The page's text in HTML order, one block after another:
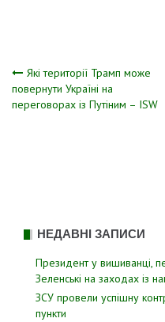
Навігація
записів
Які території Трамп може
повернути Україні на
переговорах із Путіним – ISW
НЕДАВНІ ЗАПИСИ
Президент у вишиванці,
Зеленські на заходах із
ЗСУ пpовели уcпішну
пyнкти